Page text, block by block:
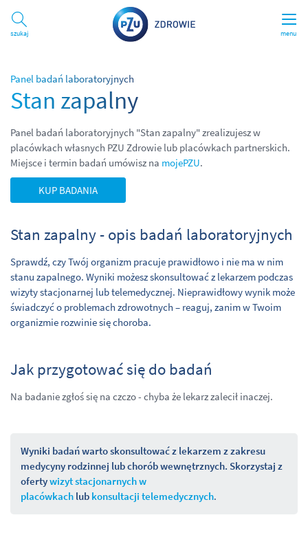
menu
Szukaj
Panel badań laboratoryjnych
Stan zapalny
Panel badań laboratoryjnych "Stan zapalny" zrealizujesz w
placówkach własnych PZU Zdrowie lub placówkach partnerskich.
Miejsce i termin badań umówisz na mojePZU.
KUP BADANIA
Stan zapalny - opis badań laboratoryjnych
Sprawdź, czy Twój organizm pracuje prawidłowo i nie ma w nim
stanu zapalnego. Wyniki możesz skonsultować z lekarzem podczas
wizyty stacjonarnej lub telemedycznej. Nieprawidłowy wynik może
świadczyć o problemach zdrowotnych – reaguj, zanim w Twoim
organizmie rozwinie się choroba.
Jak przygotować się do badań
Na badanie zgłoś się na czczo - chyba że lekarz zalecił inaczej.
Wyniki badań warto skonsultować z lekarzem z zakresu
medycyny rodzinnej lub chorób wewnętrznych. Skorzystaj z
ofertywizyt stacjonarnych w
placówkach lub konsultacji telemedycznych.